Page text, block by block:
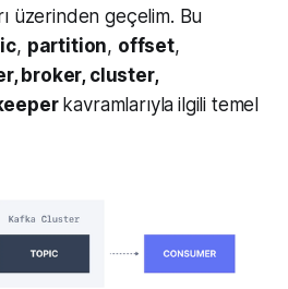
üzerinden geçelim. Bu
, partition, offset,
broker, cluster,
kavramlarıyla ilgili temel